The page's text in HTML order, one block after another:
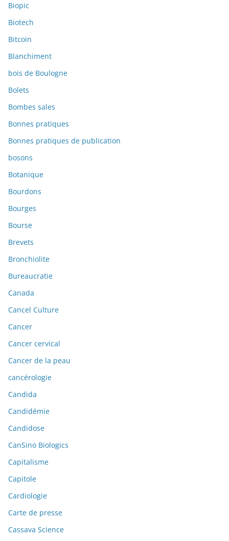
Biopic
Biotech
Bitcoin
Blanchiment
bois de Boulogne
Bolets
Bombes sales
Bonnes pratiques
Bonnes pratiques de publication
bosons
Botanique
Bourdons
Bourges
Bourse
Brevets
Bronchiolite
Bureaucratie
Canada
Cancel Culture
Cancer
Cancer cervical
Cancer de la peau
cancérologie
Candida
Candidémie
Candidose
CanSino Biologics
Capitalisme
Capitole
Cardiologie
Carte de presse
Cassava Science